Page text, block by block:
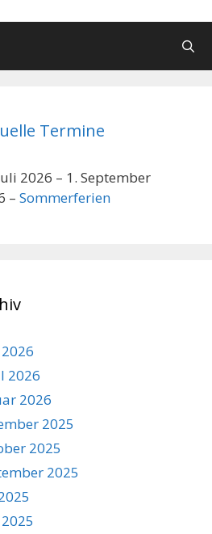
Termine
2026 – 1. September
– Sommerferien
2026
2026
2025
2025
2025